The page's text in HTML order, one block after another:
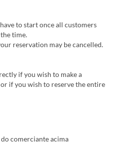
to start once all customers
time.
reservation may be cancelled.
if you wish to make a
if you wish to reserve the entire
comerciante acima